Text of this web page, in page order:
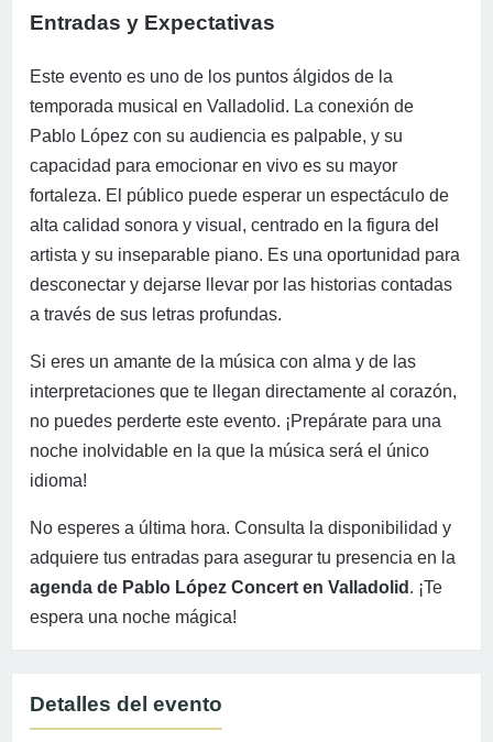
Entradas y Expectativas
Este evento es uno de los puntos álgidos de la
temporada musical en Valladolid. La conexión de
Pablo López con su audiencia es palpable, y su
capacidad para emocionar en vivo es su mayor
fortaleza. El público puede esperar un espectáculo de
alta calidad sonora y visual, centrado en la figura del
artista y su inseparable piano. Es una oportunidad para
desconectar y dejarse llevar por las historias contadas
a través de sus letras profundas.
Si eres un amante de la música con alma y de las
interpretaciones que te llegan directamente al corazón,
no puedes perderte este evento. ¡Prepárate para una
noche inolvidable en la que la música será el único
idioma!
No esperes a última hora. Consulta la disponibilidad y
adquiere tus entradas para asegurar tu presencia en la
agenda de Pablo López Concert en Valladolid . ¡Te
espera una noche mágica!
Detalles del evento